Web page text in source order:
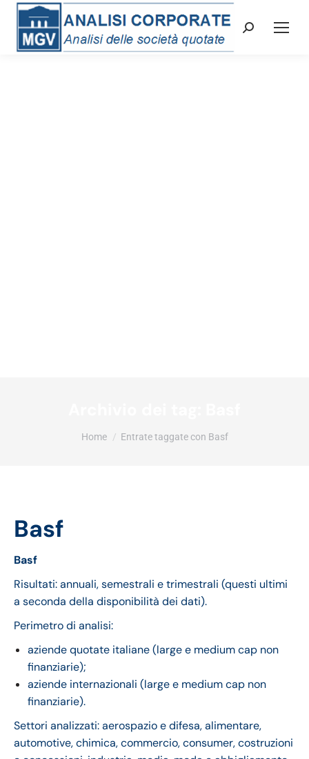
Cerca:
Tu sei qui:
Home Entrate taggate con Basf
Basf
Basf
Risultati: annuali, semestrali e trimestrali (questi ultimi
a seconda della disponibilità dei dati).
Perimetro di analisi:
aziende quotate italiane (large e medium cap non
finanziarie);
aziende internazionali (large e medium cap non
finanziarie).
Settori analizzati: aerospazio e difesa, alimentare,
automotive, chimica, commercio, consumer, costruzioni